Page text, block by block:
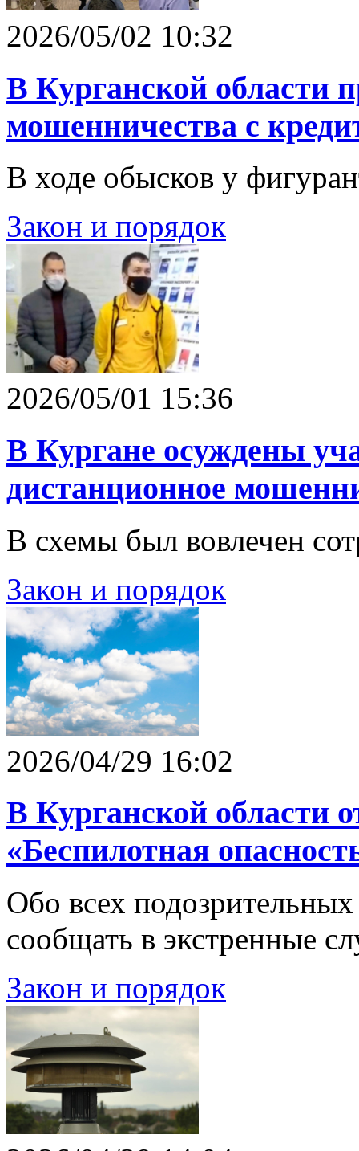
2026/05/02 10:32
В Курганской области
мошенничества с
В ходе обысков у
Закон и порядок
2026/05/01 15:36
В Кургане осуждены
дистанционное
В схемы был вовлечен
Закон и порядок
2026/04/29 16:02
В Курганской области
«Беспилотная
Обо всех
сообщать в экстренные
Закон и порядок